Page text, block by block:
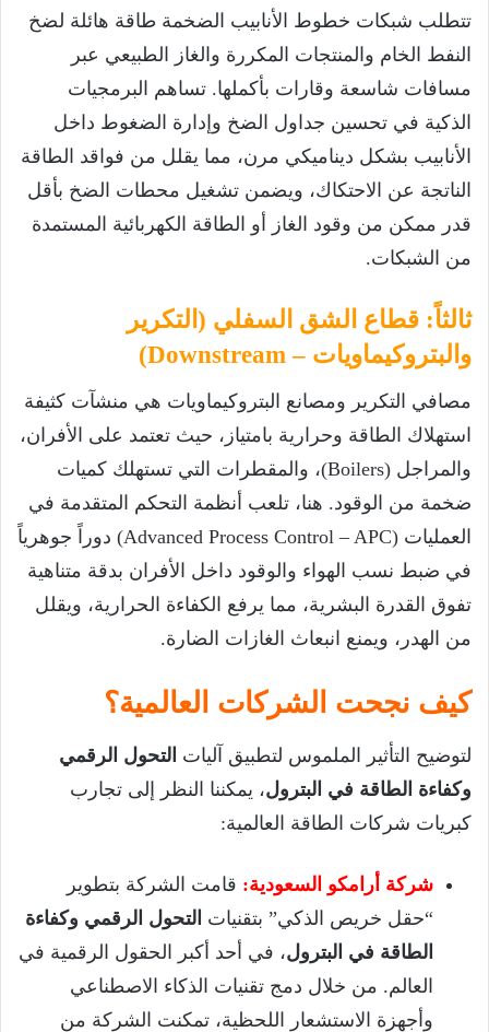
تتطلب شبكات خطوط الأنابيب الضخمة طاقة هائلة لضخ
النفط الخام والمنتجات المكررة والغاز الطبيعي عبر
مسافات شاسعة وقارات بأكملها. تساهم البرمجيات
الذكية في تحسين جداول الضخ وإدارة الضغوط داخل
الأنابيب بشكل ديناميكي مرن، مما يقلل من فواقد الطاقة
الناتجة عن الاحتكاك، ويضمن تشغيل محطات الضخ بأقل
قدر ممكن من وقود الغاز أو الطاقة الكهربائية المستمدة
من الشبكات.
ثالثاً: قطاع الشق السفلي (التكرير
والبتروكيماويات – Downstream)
مصافي التكرير ومصانع البتروكيماويات هي منشآت كثيفة
استهلاك الطاقة وحرارية بامتياز، حيث تعتمد على الأفران،
والمراجل (Boilers)، والمقطرات التي تستهلك كميات
ضخمة من الوقود. هنا، تلعب أنظمة التحكم المتقدمة في
العمليات (Advanced Process Control – APC) دوراً جوهرياً
في ضبط نسب الهواء والوقود داخل الأفران بدقة متناهية
تفوق القدرة البشرية، مما يرفع الكفاءة الحرارية، ويقلل
من الهدر، ويمنع انبعاث الغازات الضارة.
كيف نجحت الشركات العالمية؟
لتوضيح التأثير الملموس لتطبيق آليات التحول الرقمي
وكفاءة الطاقة في البترول، يمكننا النظر إلى تجارب
كبريات شركات الطاقة العالمية:
شركة أرامكو السعودية: قامت الشركة بتطوير
“حقل خريص الذكي” بتقنيات التحول الرقمي وكفاءة
الطاقة في البترول، في أحد أكبر الحقول الرقمية في
العالم. من خلال دمج تقنيات الذكاء الاصطناعي
وأجهزة الاستشعار اللحظية، تمكنت الشركة من